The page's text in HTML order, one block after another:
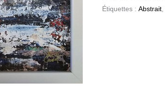
Étiquettes : Abstrait